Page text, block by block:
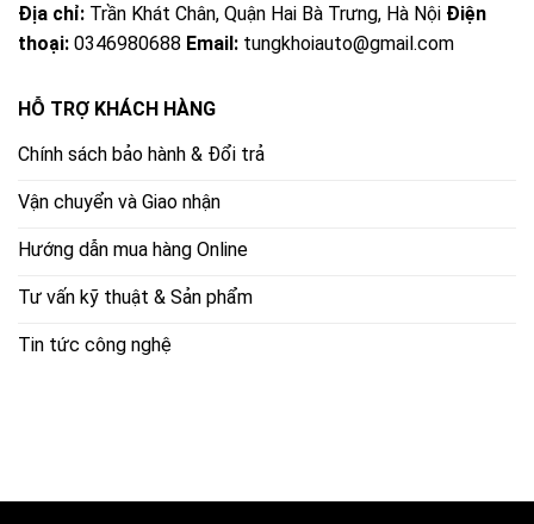
Địa chỉ: Trần Khát Chân, Quận Hai Bà Trưng, Hà Nội Điện
thoại: 0346980688 Email: tungkhoiauto@gmail.com
HỖ TRỢ KHÁCH HÀNG
Chính sách bảo hành & Đổi trả
Vận chuyển và Giao nhận
Hướng dẫn mua hàng Online
Tư vấn kỹ thuật & Sản phẩm
Tin tức công nghệ